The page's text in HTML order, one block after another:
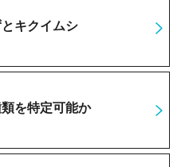
キクイムシ
を特定可能か